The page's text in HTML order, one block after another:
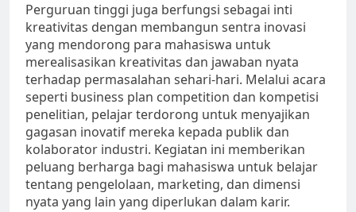
Perguruan tinggi juga berfungsi sebagai inti
kreativitas dengan membangun sentra inovasi
yang mendorong para mahasiswa untuk
merealisasikan kreativitas dan jawaban nyata
terhadap permasalahan sehari-hari. Melalui acara
seperti business plan competition dan kompetisi
penelitian, pelajar terdorong untuk menyajikan
gagasan inovatif mereka kepada publik dan
kolaborator industri. Kegiatan ini memberikan
peluang berharga bagi mahasiswa untuk belajar
tentang pengelolaan, marketing, dan dimensi
nyata yang lain yang diperlukan dalam karir.